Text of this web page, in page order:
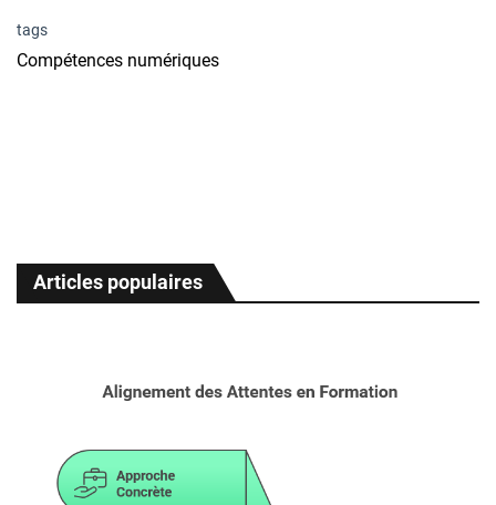
tags
Compétences numériques
Articles populaires